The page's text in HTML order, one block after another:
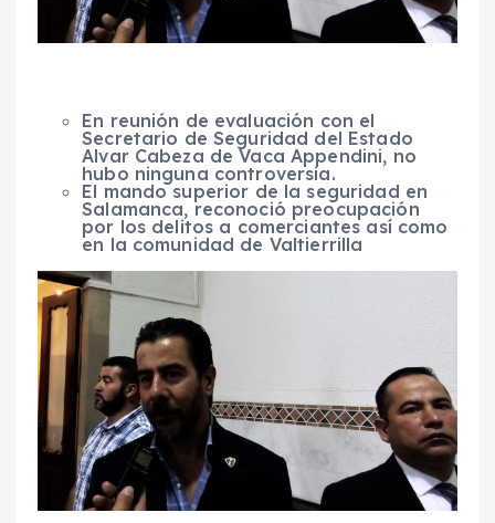
En reunión de evaluación con el
Secretario de Seguridad del Estado
Alvar Cabeza de Vaca Appendini, no
hubo ninguna controversia.
El mando superior de la seguridad en
Salamanca, reconoció preocupación
por los delitos a comerciantes así como
en la comunidad de Valtierrilla